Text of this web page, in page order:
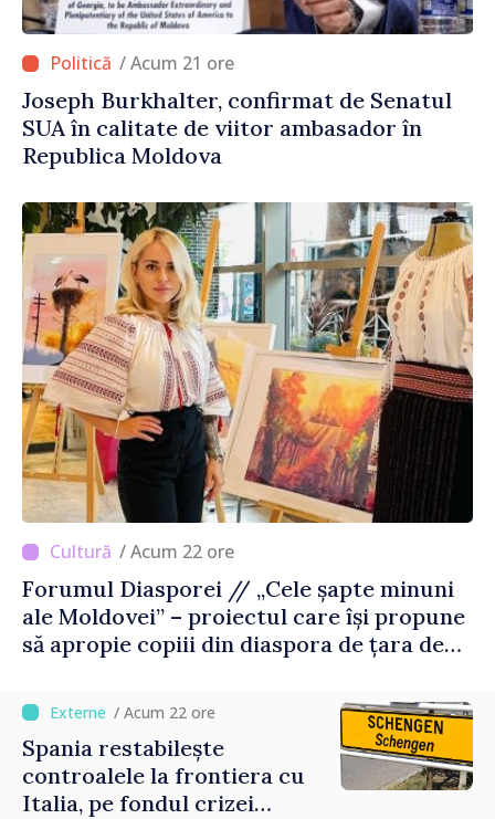
/ Acum 21 ore
Joseph Burkhalter, confirmat de Senatul
SUA în calitate de viitor ambasador în
Republica Moldova
/ Acum 22 ore
Forumul Diasporei // „Cele șapte minuni
ale Moldovei” – proiectul care își propune
să apropie copiii din diaspora de țara de
/ Acum 22 ore
Spania restabilește
controalele la frontiera cu
Italia, pe fondul crizei